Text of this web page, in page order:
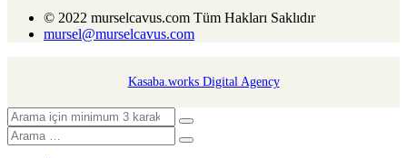
© 2022 murselcavus.com Tüm Hakları Saklıdır
mursel@murselcavus.com
Kasaba.works Digital Agency